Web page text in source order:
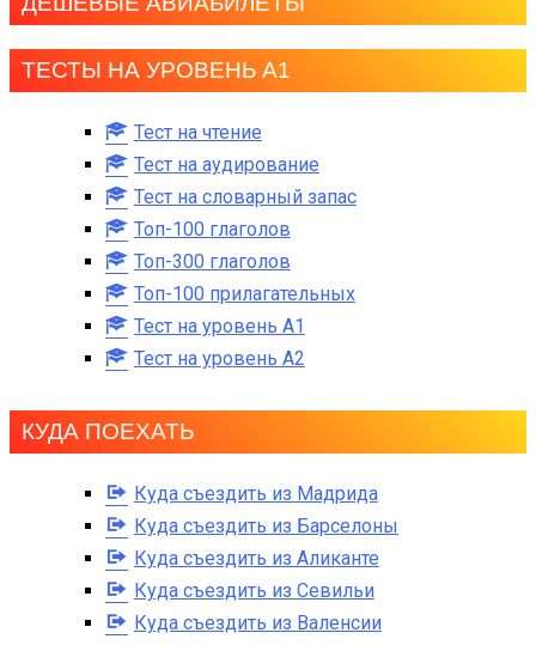
ТЕСТЫ НА УРОВЕНЬ А1
Тест на чтение
Тест на аудирование
Тест на словарный запас
Топ-100 глаголов
Топ-300 глаголов
Топ-100 прилагательных
Тест на уровень A1
Тест на уровень A2
КУДА ПОЕХАТЬ
Куда съездить из Мадрида
Куда съездить из Барселоны
Куда съездить из Аликанте
Куда съездить из Севильи
Куда съездить из Валенсии